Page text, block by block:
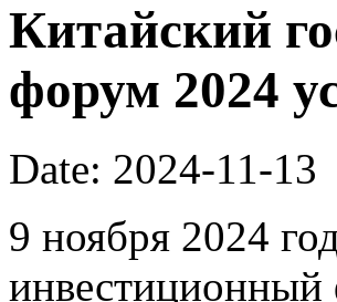
Китайский
форум 2024
Date: 2024-11-13
9 ноября 2024
инвестиционный